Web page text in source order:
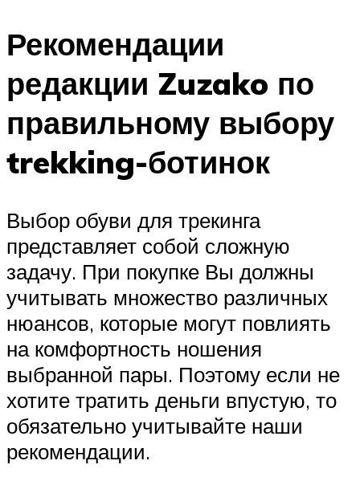
Рекомендации
редакции Zuzako по
правильному выбору
trekking-ботинок
Выбор обуви для трекинга
представляет собой сложную
задачу. При покупке Вы должны
учитывать множество различных
нюансов, которые могут повлиять
на комфортность ношения
выбранной пары. Поэтому если не
хотите тратить деньги впустую, то
обязательно учитывайте наши
рекомендации.